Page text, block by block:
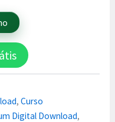
,Curso
Digital Download,